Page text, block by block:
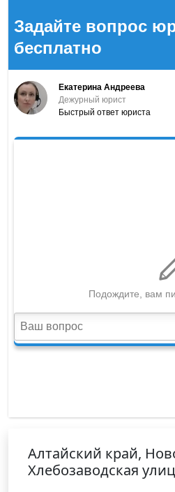
Алтайский край,
Хлебозаводская